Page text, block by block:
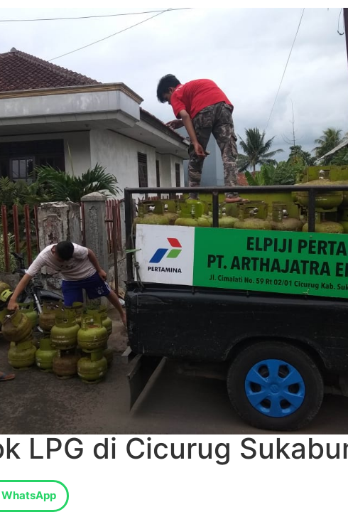
LPG di Cicurug
WhatsApp